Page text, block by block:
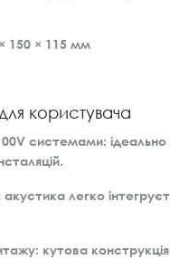
150 × 115 мм
користувача
системами:
акустика легко
кутова